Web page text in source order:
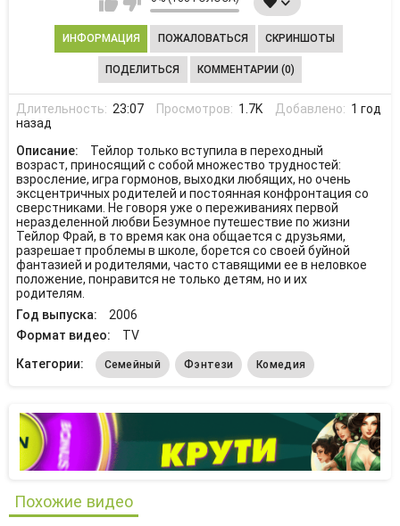
ИНФОРМАЦИЯ ПОЖАЛОВАТЬСЯ СКРИНШОТЫ
ПОДЕЛИТЬСЯ КОММЕНТАРИИ (0)
Длительность: 23:07 Просмотров: 1.7K Добавлено: 1 год
назад
Описание:
Тейлор только вступила в переходный
возраст, приносящий с собой множество трудностей:
взросление, игра гормонов, выходки любящих, но очень
эксцентричных родителей и постоянная конфронтация со
сверстниками. Не говоря уже о переживаниях первой
неразделенной любви Безумное путешествие по жизни
Тейлор Фрай, в то время как она общается с друзьями,
разрешает проблемы в школе, борется со своей буйной
фантазией и родителями, часто ставящими ее в неловкое
положение, понравится не только детям, но и их
родителям.
Год выпуска:
2006
Формат видео:
TV
Категории:
Семейный Фэнтези Комедия
Похожие видео